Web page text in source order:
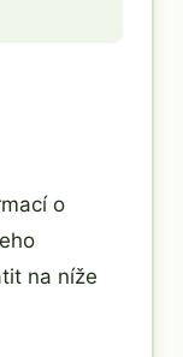
o
na níže